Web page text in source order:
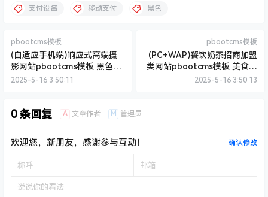
支付设备 移动支付 黑色
pbootcms模板
(自适应手机端)响应式高端摄
影网站pbootcms模板 黑色酷
炫数码摄影网站源码下载
2025-5-16 3:50:11
pbootcms模板
(PC+WAP)餐饮奶茶招商加盟
类网站pbootcms模板 美食小
吃加盟网站源码下载
2025-5-16 3:50:13
0 条回复 A 文章作者 M 管理员
欢迎您，新朋友，感谢参与互动！ 确认修改